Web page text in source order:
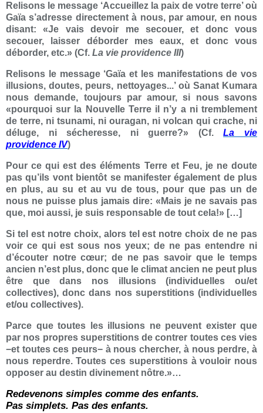
Relisons le message ‘Accueillez la paix de votre terre’ où
Gaïa s’adresse directement à nous, par amour, en nous
disant: «Je vais devoir me secouer, et donc vous
secouer, laisser déborder mes eaux, et donc vous
déborder, etc.» (Cf. La vie providence III)
Relisons le message ‘Gaïa et les manifestations de vos
illusions, doutes, peurs, nettoyages...’ où Sanat Kumara
nous demande, toujours par amour, si nous savons
«pourquoi sur la Nouvelle Terre il n’y a ni tremblement
de terre, ni tsunami, ni ouragan, ni volcan qui crache, ni
déluge, ni sécheresse, ni guerre?» (Cf.La vie
providence IV)
Pour ce qui est des éléments Terre et Feu, je ne doute
pas qu’ils vont bientôt se manifester également de plus
en plus, au su et au vu de tous, pour que pas un de
nous ne puisse plus jamais dire: «Mais je ne savais pas
que, moi aussi, je suis responsable de tout cela!» […]
Si tel est notre choix, alors tel est notre choix de ne pas
voir ce qui est sous nos yeux; de ne pas entendre ni
d’écouter notre cœur; de ne pas savoir que le temps
ancien n’est plus, donc que le climat ancien ne peut plus
être que dans nos illusions (individuelles ou/et
collectives), donc dans nos superstitions (individuelles
et/ou collectives).
Parce que toutes les illusions ne peuvent exister que
par nos propres superstitions de contrer toutes ces vies
−et toutes ces peurs− à nous chercher, à nous perdre, à
nous reperdre. Toutes ces superstitions à vouloir nous
opposer au destin divinement nôtre.»…
Redevenons simples comme des enfants.
Pas simplets. Pas des enfants.